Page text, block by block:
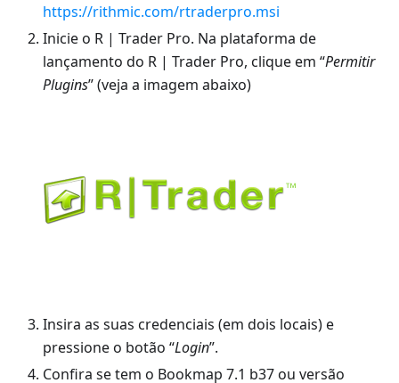
https://rithmic.com/rtraderpro.msi
Inicie o R | Trader Pro. Na plataforma de
lançamento do R | Trader Pro, clique em “Permitir
Plugins” (veja a imagem abaixo)
Insira as suas credenciais (em dois locais) e
pressione o botão “Login”.
Confira se tem o Bookmap 7.1 b37 ou versão